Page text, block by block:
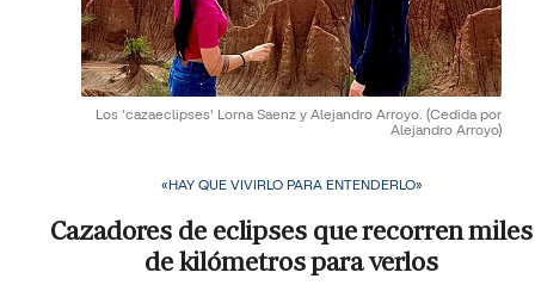
Los 'cazaeclipses' Lorna Saenz y Alejandro Arroyo. (Cedida por
Alejandro Arroyo)
«HAY QUE VIVIRLO PARA ENTENDERLO»
Cazadores de eclipses que recorren miles
de kilómetros para verlos